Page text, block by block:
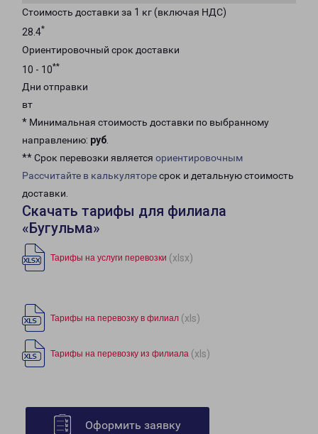
Стоимость доставки за 1 кг (включая НДС)
28.4*
Ориентировочный срок доставки
10 - 10**
Дни отправки
вт
* Минимальная стоимость доставки по выбранному
направлению: руб.
** Срок перевозки является ориентировочным
Рассчитайте в калькуляторесрок и детальную стоимость
доставки.
Скачать тарифы для филиала
«Бугульма»
Тарифы на услуги перевозки (xlsx)
Тарифы на перевозку в филиал (xls)
Тарифы на перевозку из филиала (xls)
Оформить заявку